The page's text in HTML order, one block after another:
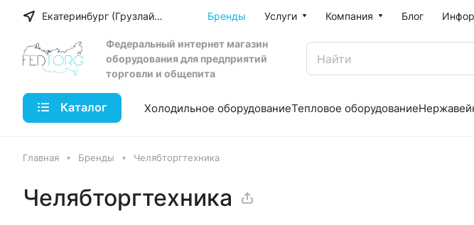
Екатеринбург (Грузлайн) Бренды Услуги Компания Блог
Федеральный интернет магазин
оборудования для предприятий
торговли и общепита
Каталог Холодильное оборудованиеТепловое оборудование
Главная Бренды Челябторгтехника
Челябторгтехника